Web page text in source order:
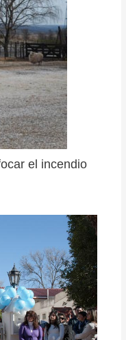
el incendio